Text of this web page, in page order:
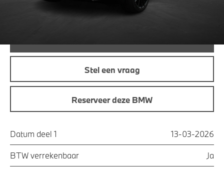
Offerte aanvraag
Stel een vraag
Reserveer deze BMW
Datum deel 1 13-03-2026
BTW verrekenbaar Ja